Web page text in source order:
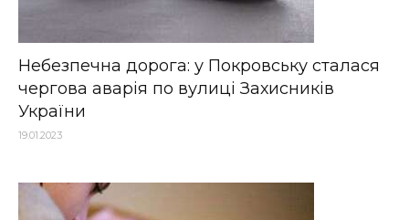
Небезпечна дорога: у Покровську сталася
чергова аварія по вулиці Захисників
України
19.01.2023